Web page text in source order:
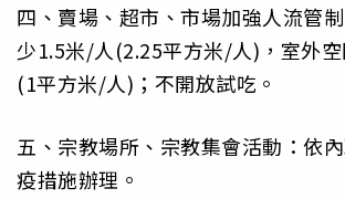
四、賣場、超市、市場加強人流管
少1.5米/人(2.25平方米/人)，室外
(1平方米/人)；不開放試吃。
五、宗教場所、宗教集會活動：依
疫措施辦理。